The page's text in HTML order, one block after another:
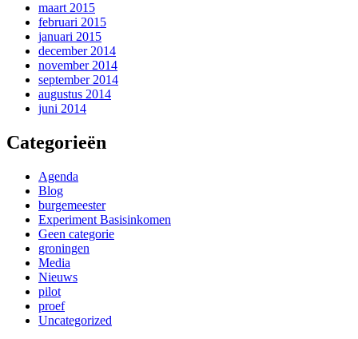
maart 2015
februari 2015
januari 2015
december 2014
november 2014
september 2014
augustus 2014
juni 2014
Categorieën
Agenda
Blog
burgemeester
Experiment Basisinkomen
Geen categorie
groningen
Media
Nieuws
pilot
proef
Uncategorized